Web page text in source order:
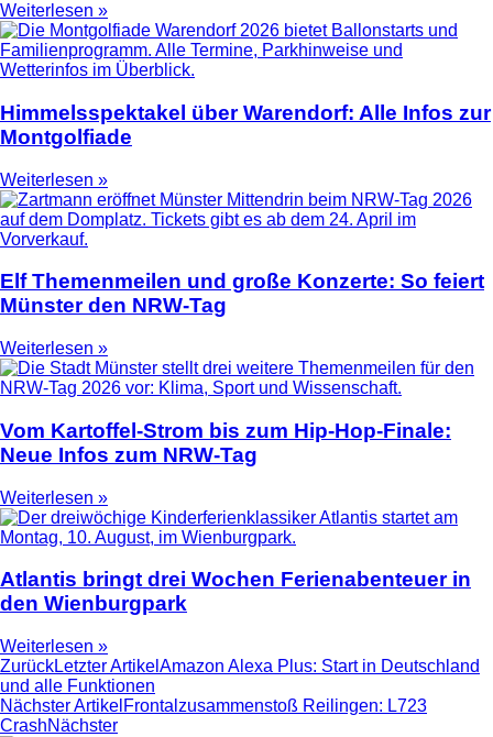
Weiterlesen »
Himmelsspektakel über Warendorf: Alle Infos zur
Montgolfiade
Weiterlesen »
Elf Themenmeilen und große Konzerte: So feiert
Münster den NRW-Tag
Weiterlesen »
Vom Kartoffel-Strom bis zum Hip-Hop-Finale:
Neue Infos zum NRW-Tag
Weiterlesen »
Atlantis bringt drei Wochen Ferienabenteuer in
den Wienburgpark
Weiterlesen »
ZurückLetzter Artikel Amazon Alexa Plus: Start in Deutschland
und alle Funktionen
Nächster Artikel Frontalzusammenstoß Reilingen: L723
CrashNächster